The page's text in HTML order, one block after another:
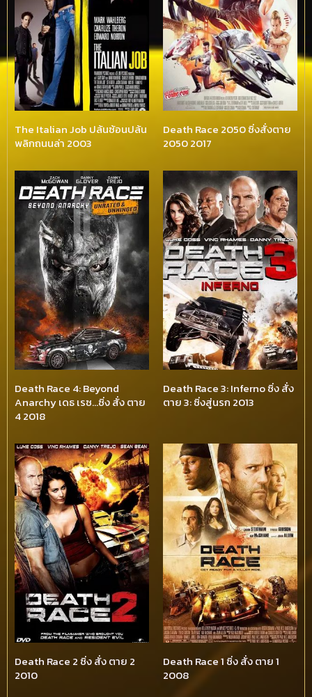
The Italian Job ปล้นซ้อนปล้น
พลิกถนนล่า 2003
Death Race 2050 ซิ่งสั่งตาย
2050 2017
Death Race 4: Beyond
Anarchy เดธ เรซ…ซิ่ง สั่ง ตาย
4 2018
Death Race 3: Inferno ซิ่ง สั่ง
ตาย 3: ซิ่งสู่นรก 2013
Death Race 2 ซิ่ง สั่ง ตาย 2
2010
Death Race 1 ซิ่ง สั่ง ตาย 1
2008